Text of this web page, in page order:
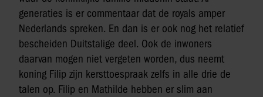
generaties is er commentaar dat de royals amper
Nederlands spreken. En dan is er ook nog het relatief
bescheiden Duitstalige deel. Ook de inwoners
daarvan mogen niet vergeten worden, dus neemt
koning Filip zijn kersttoespraak zelfs in alle drie de
talen op. Filip en Mathilde hebben er slim aan